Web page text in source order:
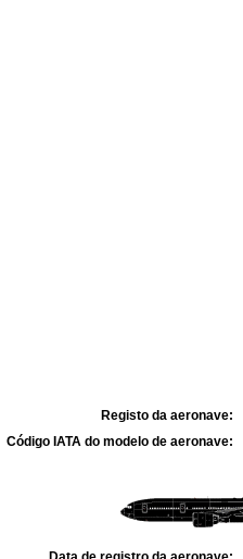
Registo da aeronave:
Código IATA do modelo de aeronave: